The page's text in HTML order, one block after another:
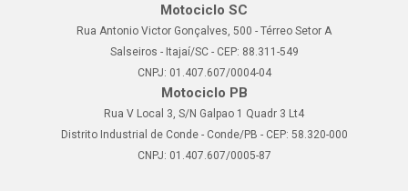
Motociclo SC
Rua Antonio Victor Gonçalves, 500 - Térreo Setor A
Salseiros - Itajaí/SC - CEP: 88.311-549
CNPJ: 01.407.607/0004-04
Motociclo PB
Rua V Local 3, S/N Galpao 1 Quadr 3 Lt4
Distrito Industrial de Conde - Conde/PB - CEP: 58.320-000
CNPJ: 01.407.607/0005-87